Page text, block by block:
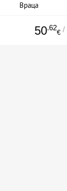
Враца
50.62
€ /